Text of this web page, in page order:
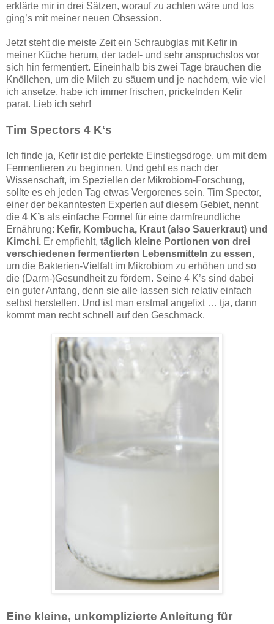
erklärte mir in drei Sätzen, worauf zu achten wäre und los
ging’s mit meiner neuen Obsession.
Jetzt steht die meiste Zeit ein Schraubglas mit Kefir in
meiner Küche herum, der tadel- und sehr anspruchslos vor
sich hin fermentiert. Eineinhalb bis zwei Tage brauchen die
Knöllchen, um die Milch zu säuern und je nachdem, wie viel
ich ansetze, habe ich immer frischen, prickelnden Kefir
parat. Lieb ich sehr!
Tim Spectors 4 K‘s
Ich finde ja, Kefir ist die perfekte Einstiegsdroge, um mit dem
Fermentieren zu beginnen. Und geht es nach der
Wissenschaft, im Speziellen der Mikrobiom-Forschung,
sollte es eh jeden Tag etwas Vergorenes sein. Tim Spector,
einer der bekanntesten Experten auf diesem Gebiet, nennt
die 4 K’s als einfache Formel für eine darmfreundliche
Ernährung: Kefir, Kombucha, Kraut (also Sauerkraut) und
Kimchi. Er empfiehlt, täglich kleine Portionen von drei
verschiedenen fermentierten Lebensmitteln zu essen,
um die Bakterien-Vielfalt im Mikrobiom zu erhöhen und so
die (Darm-)Gesundheit zu fördern. Seine 4 K’s sind dabei
ein guter Anfang, denn sie alle lassen sich relativ einfach
selbst herstellen. Und ist man erstmal angefixt … tja, dann
kommt man recht schnell auf den Geschmack.
Eine kleine, unkomplizierte Anleitung für